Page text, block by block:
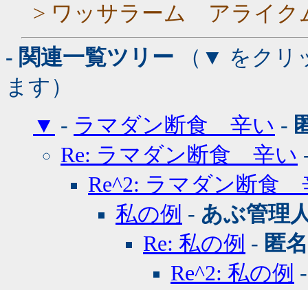
> ワッサラーム アライク
- 関連一覧ツリー （▼ をクリ
ます）
▼ - ラマダン断食 辛い -
Re: ラマダン断食 辛い
Re^2: ラマダン断食
私の例 - あぶ管理
Re: 私の例 - 匿名
Re^2: 私の例